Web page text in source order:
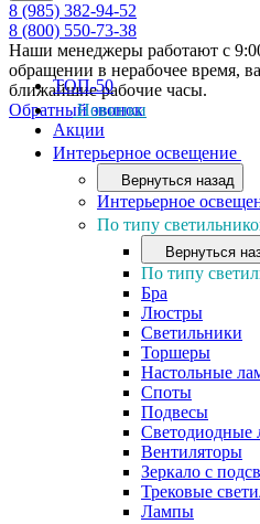
8 (985) 382-94-52
8 (800) 550-73-38
Наши менеджеры работают с
обращении в нерабочее время,
ближайшие рабочие часы.
Обратный звонок
ТОП-50
Новинки
Акции
Интерьерное освещение
Вернуться назад
Интерьерное
По типу
Вернуться
По типу
Бра
Люстры
Светильники
Торшеры
Настольные
Споты
Подвесы
Светодиодные
Вентиляторы
Зеркало с
Трековые
Лампы